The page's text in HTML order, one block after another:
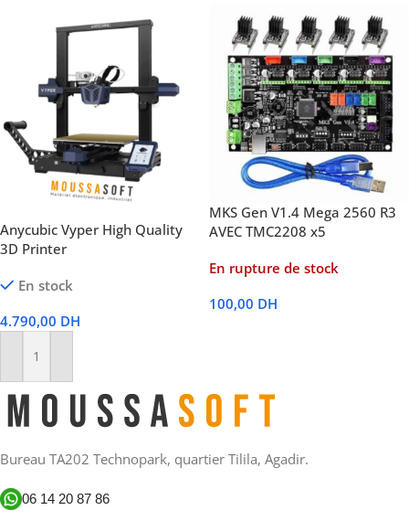
Anycubic Vyper High Quality
3D Printer
En stock
4.790,00 DH
Ajouter Au Panier
MKS Gen V1.4 Mega 2560 R3
AVEC TMC2208 x5
En rupture de stock
100,00 DH
Bureau TA202 Technopark, quartier Tilila, Agadir.
06 14 20 87 86